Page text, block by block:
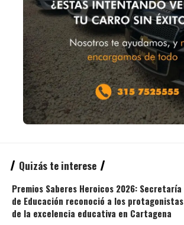
Quizás te interese
Premios Saberes Heroicos 2026: Secretaría
de Educación reconoció a los protagonistas
de la excelencia educativa en Cartagena